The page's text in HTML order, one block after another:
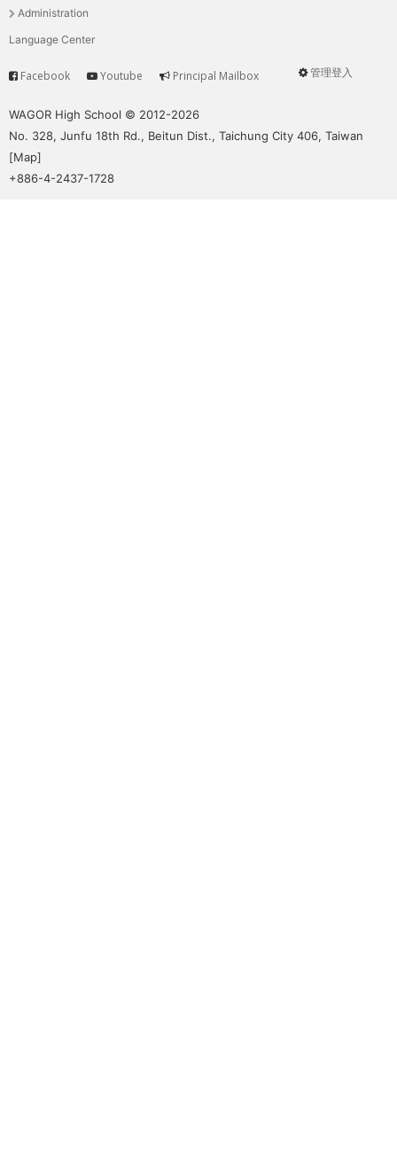
單Administration
Language Center
User
管理登入
Service
Facebook Youtube Principal Mailbox
WAGOR High School © 2012-2026
No. 328, Junfu 18th Rd., Beitun Dist., Taichung City 406, Taiwan
[Map]
+886-4-2437-1728